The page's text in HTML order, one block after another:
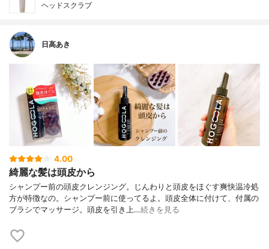
ヘッドスクラブ
日高あき
4.00
綺麗な髪は頭皮から
シャンプー前の頭皮クレンジング。じんわりと頭皮をほぐす爽快温冷処
方が特徴なの。シャンプー前に使ってるよ。頭皮全体に付けて、付属の
ブラシでマッサージ。頭皮を引き上…続きを見る